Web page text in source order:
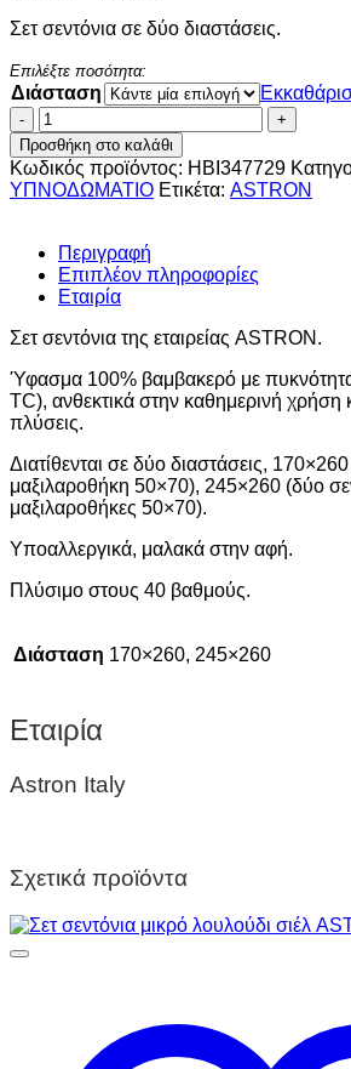
35,00 €
Σετ σεντόνια σε δύο διαστάσεις.
Επιλέξτε ποσότητα:
Διάσταση
Σετ
σεντόνια
πουά
κίτρινο
ASTRON
HBI347729
ποσότητα
Προσθήκη στο καλάθι
Κωδικός προϊόντος: HBI347729
ΥΠΝΟΔΩΜΑΤΙO Ετικέτα: ASTRON
Περιγραφή
Επιπλέον πληροφορίες
Εταιρία
Σετ σεντόνια της εταιρείας ASTRON.
Ύφασμα 100% βαμβακερό με
TC), ανθεκτικά στην καθημερινή χρήση
πλύσεις.
Διατίθενται σε δύο διαστάσεις,
μαξιλαροθήκη 50×70), 245×260 (δύο
μαξιλαροθήκες 50×70).
Υποαλλεργικά, μαλακά στην αφή.
Πλύσιμο στους 40 βαθμούς.
Διάσταση 170×260, 245×260
Εταιρία
Astron Italy
Σχετικά προϊόντα